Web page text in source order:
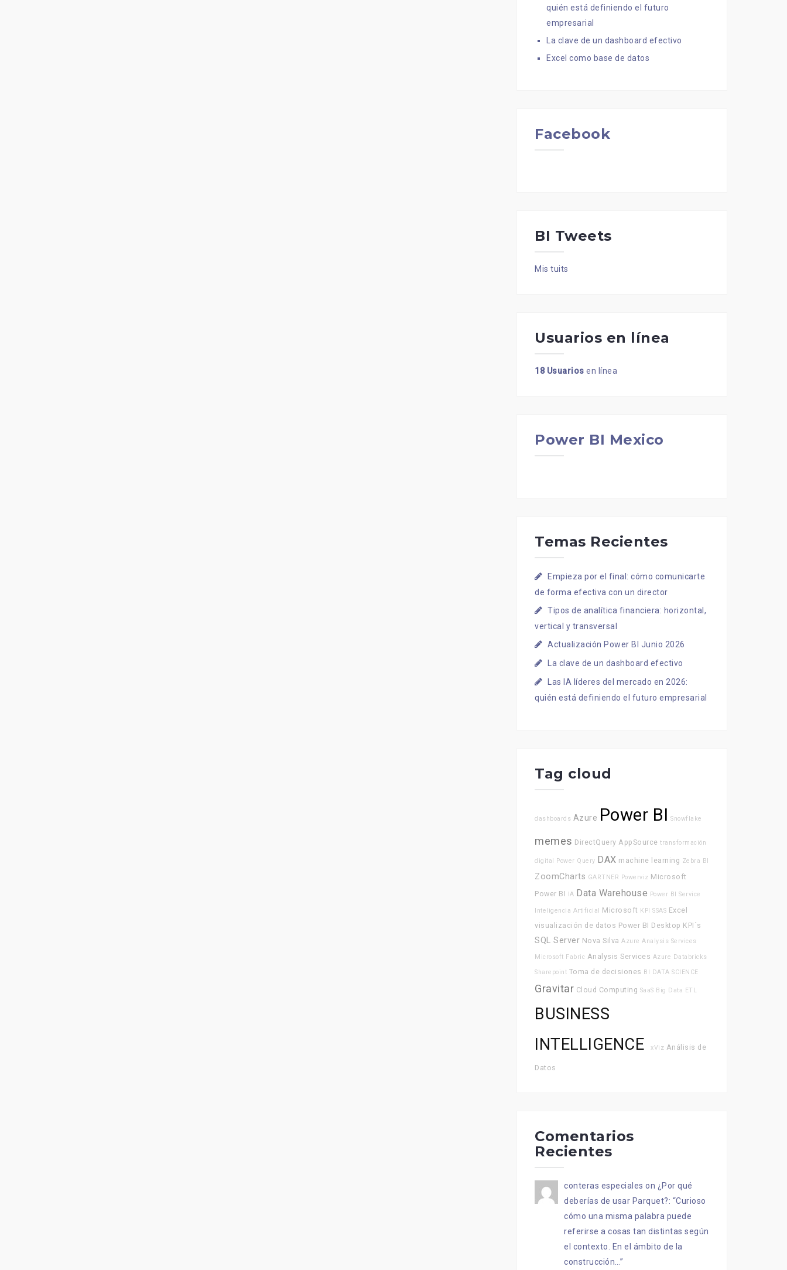
quién está definiendo el futuro
empresarial
La clave de un dashboard efectivo
Excel como base de datos
Facebook
BI Tweets
Mis tuits
Usuarios en línea
18 Usuarios en línea
Power BI Mexico
Temas Recientes
Empieza por el final: cómo comunicarte
de forma efectiva con un director
Tipos de analítica financiera: horizontal,
vertical y transversal
Actualización Power BI Junio 2026
La clave de un dashboard efectivo
Las IA líderes del mercado en 2026:
quién está definiendo el futuro empresarial
Tag cloud
dashboards Azure Power BI Snowflake
memes DirectQuery AppSource transformación
digital Power Query DAX machine learning Zebra BI
ZoomCharts GARTNER Powerviz Microsoft
Power BI IA Data Warehouse Power BI Service
Inteligencia Artificial Microsoft KPI SSAS Excel
visualización de datos Power BI Desktop KPI´s
SQL Server Nova Silva Azure Analysis Services
Microsoft Fabric Analysis Services Azure Databricks
Sharepoint Toma de decisiones BI DATA SCIENCE
Gravitar Cloud Computing SaaS Big Data ETL
BUSINESS
INTELLIGENCE
xViz Análisis de
Datos
Comentarios
Recientes
conteras especiales on ¿Por qué
deberías de usar Parquet?: “Curioso
cómo una misma palabra puede
referirse a cosas tan distintas según
el contexto. En el ámbito de la
construcción… ”